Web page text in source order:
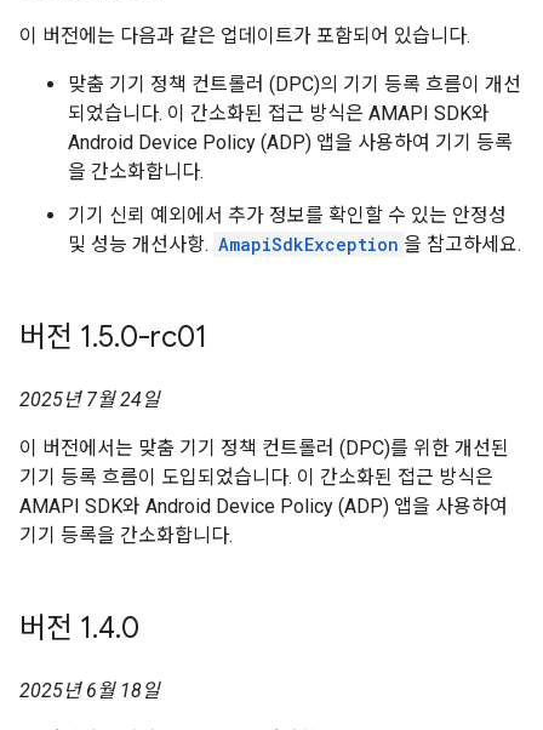
이 버전에는 다음과 같은 업데이트가 포함되어 있습니다.
맞춤 기기 정책 컨트롤러 (DPC)의 기기 등록 흐름이 개선
되었습니다. 이 간소화된 접근 방식은 AMAPI SDK와
Android Device Policy (ADP) 앱을 사용하여 기기 등록
을 간소화합니다.
기기 신뢰 예외에서 추가 정보를 확인할 수 있는 안정성
및 성능 개선사항. AmapiSdkException 을 참고하세요.
버전 1.5.0-rc01
2025년 7월 24일
이 버전에서는 맞춤 기기 정책 컨트롤러 (DPC)를 위한 개선된
기기 등록 흐름이 도입되었습니다. 이 간소화된 접근 방식은
AMAPI SDK와 Android Device Policy (ADP) 앱을 사용하여
기기 등록을 간소화합니다.
버전 1.4.0
2025년 6월 18일